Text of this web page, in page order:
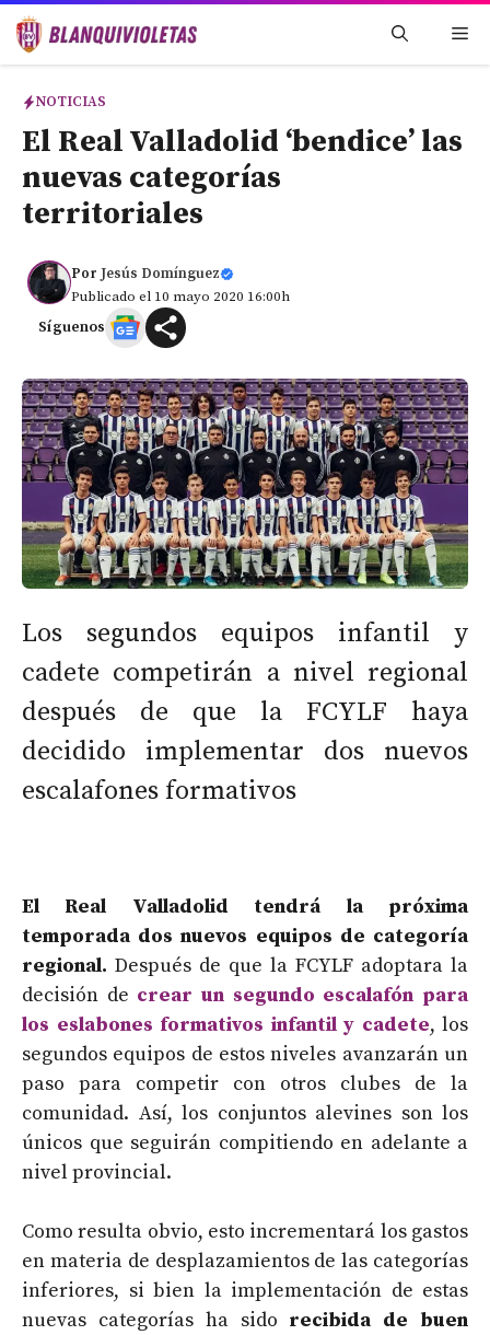
Saltar
NOTICIAS
El Real Valladolid ‘bendice’ las
nuevas categorías
territoriales
Por Jesús Domínguez
Publicado el 10 mayo 2020 16:00h
Síguenos
Los segundos equipos infantil y
cadete competirán a nivel regional
después de que la FCYLF haya
decidido implementar dos nuevos
escalafones formativos
El Real Valladolid tendrá la próxima
temporada dos nuevos equipos de categoría
regional. Después de que la FCYLF adoptara la
decisión de crear un segundo escalafón para
los eslabones formativos infantil y cadete, los
segundos equipos de estos niveles avanzarán un
paso para competir con otros clubes de la
comunidad. Así, los conjuntos alevines son los
únicos que seguirán compitiendo en adelante a
nivel provincial.
Como resulta obvio, esto incrementará los gastos
en materia de desplazamientos de las categorías
inferiores, si bien la implementación de estas
nuevas categorías ha sido recibida de buen